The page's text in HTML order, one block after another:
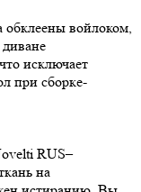
обклеены войлоком,
исключает
при сборке-
RUS–
на